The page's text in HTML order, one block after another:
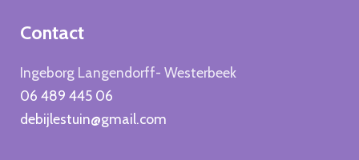
Contact
Ingeborg Langendorff- Westerbeek
06 489 445 06
debijlestuin@gmail.com